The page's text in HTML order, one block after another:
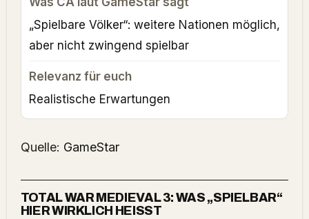
„Spielbare Völker“: weitere Nationen möglich,
aber nicht zwingend spielbar
Realistische Erwartungen
Quelle: GameStar
TOTAL WAR MEDIEVAL 3: WAS „SPIELBAR“
HIER WIRKLICH HEISST